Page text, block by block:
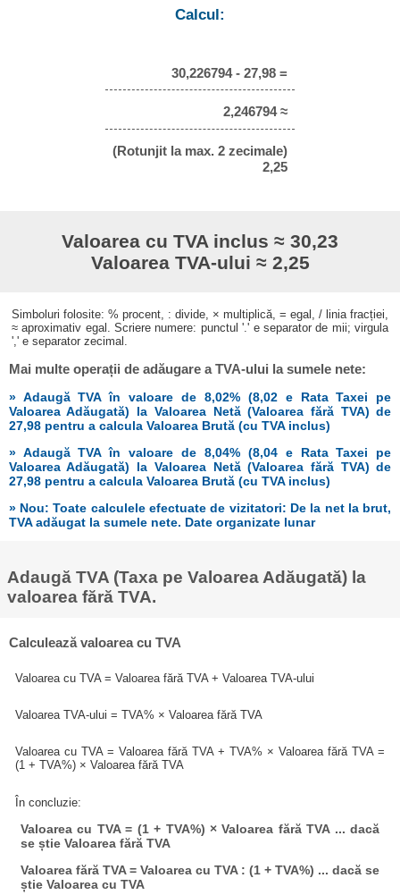
Calcul:
30,226794 - 27,98 =
2,246794 ≈
(Rotunjit la max. 2 zecimale)
2,25
Valoarea cu TVA inclus ≈ 30,23
Valoarea TVA-ului ≈ 2,25
Simboluri folosite: % procent, : divide, × multiplică, = egal, / linia fracției,
≈ aproximativ egal. Scriere numere: punctul '.' e separator de mii; virgula
',' e separator zecimal.
Mai multe operații de adăugare a TVA-ului la sumele nete:
» Adaugă TVA în valoare de 8,02% (8,02 e Rata Taxei pe
Valoarea Adăugată) la Valoarea Netă (Valoarea fără TVA) de
27,98 pentru a calcula Valoarea Brută (cu TVA inclus)
» Adaugă TVA în valoare de 8,04% (8,04 e Rata Taxei pe
Valoarea Adăugată) la Valoarea Netă (Valoarea fără TVA) de
27,98 pentru a calcula Valoarea Brută (cu TVA inclus)
» Nou: Toate calculele efectuate de vizitatori: De la net la brut,
TVA adăugat la sumele nete. Date organizate lunar
Adaugă TVA (Taxa pe Valoarea Adăugată) la
valoarea fără TVA.
Calculează valoarea cu TVA
Valoarea cu TVA = Valoarea fără TVA + Valoarea TVA-ului
Valoarea TVA-ului = TVA% × Valoarea fără TVA
Valoarea cu TVA = Valoarea fără TVA + TVA% × Valoarea fără TVA =
(1 + TVA%) × Valoarea fără TVA
În concluzie:
Valoarea cu TVA = (1 + TVA%) × Valoarea fără TVA ... dacă
se știe Valoarea fără TVA
Valoarea fără TVA = Valoarea cu TVA : (1 + TVA%) ... dacă se
știe Valoarea cu TVA